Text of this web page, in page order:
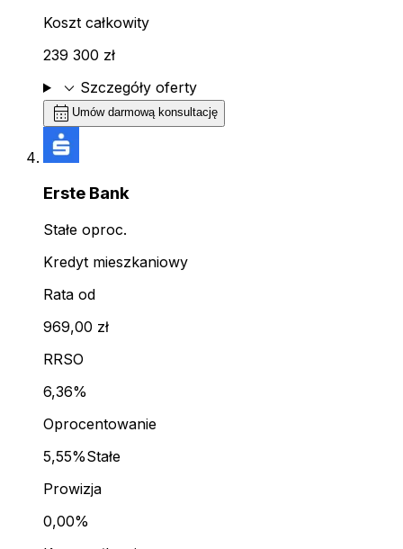
Koszt całkowity
239 300 zł
expand_more Szczegóły oferty
calendar_month Umów darmową konsultację
Erste Bank
Stałe oproc.
Kredyt mieszkaniowy
Rata od
969,00 zł
RRSO
6,36%
Oprocentowanie
5,55%Stałe
Prowizja
0,00%